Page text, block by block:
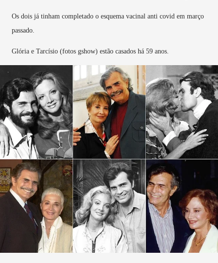
Os dois já tinham completado o esquema vacinal anti covid em março
passado.
Glória e Tarcísio (fotos gshow) estão casados há 59 anos.